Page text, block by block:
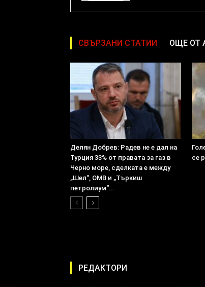
СВЪРЗАНИ СТАТИИ ОЩЕ ОТ
Делян Добрев: Радев не е дал на
Турция 33% от правата за газ в
Черно море, сделката е между
„Шел“, ОМВ и „Търкиш
петролиум“...
се
РЕДАКТОРИ